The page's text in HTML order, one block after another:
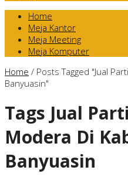
Home
Meja Kantor
Meja Meeting
Meja Komputer
Home / Posts Tagged "Jual
Banyuasin"
Tags Jual
Modera Di
Banyuasin